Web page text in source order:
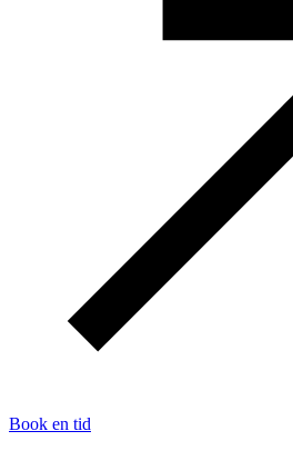
Book en tid